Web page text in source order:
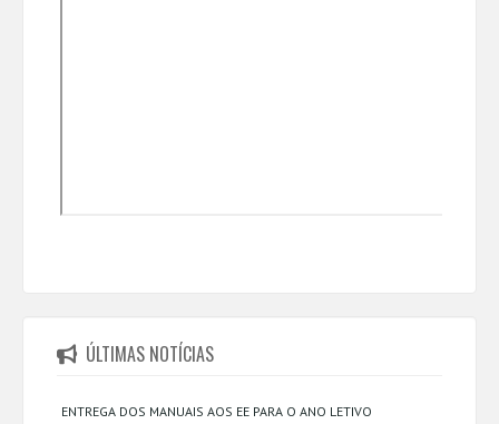
ÚLTIMAS NOTÍCIAS
ENTREGA DOS MANUAIS AOS EE PARA O ANO LETIVO